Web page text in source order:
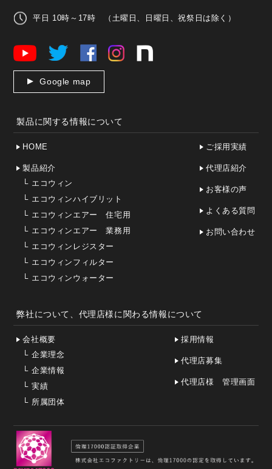
平日 10時～17時 （土曜日、日曜日、祝祭日は除く）
Google map
製品に関する情報について
HOME
製品紹介
└ エコウィン
└ エコウィンハイブリット
└ エコウィンエアー 住宅用
└ エコウィンエアー 業務用
└ エコウィンレジスター
└ エコウィンフィルター
└ エコウィンウォーター
ご採用実績
代理店紹介
お客様の声
よくある質問
お問い合わせ
弊社について、代理店様に関わる情報について
会社概要
└ 企業理念
└ 企業情報
└ 実績
└ 所属団体
採用情報
代理店募集
代理店様 管理画面